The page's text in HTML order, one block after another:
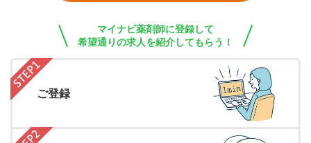
マイナビ薬剤師に登録して
希望通りの求人を紹介してもらう！
ご登録